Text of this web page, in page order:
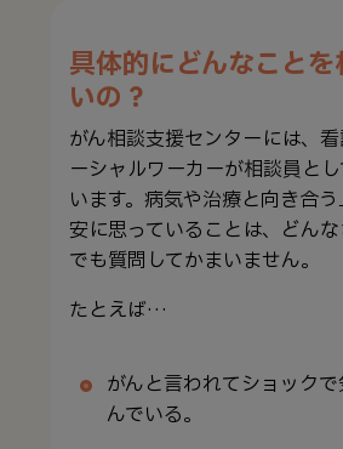
具体的にどんなことを
いの？
がん相談支援センターには、
ーシャルワーカーが相談員と
います。病気や治療と向き合
安に思っていることは、どん
でも質問してかまいません。
たとえば…
がんと言われてショック
んでいる。